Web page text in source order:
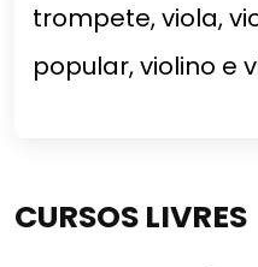
trompete, viola,
popular, violino e
CURSOS LIVRES